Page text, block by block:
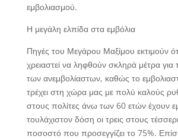
εμβολιασμού.
Η μεγάλη ελπίδα στα εμβόλια
Πηγές του Μεγάρου Μαξίμου εκτιμούν
χρειαστεί να ληφθούν σκληρά μέτρα για
των ανεμβολίαστων, καθώς το
τρέχει στη χώρα μας με πολύ καλούς
στους πολίτες άνω των 60 ετών έχουν
τουλάχιστον δόση οι τρεις στους
ποσοστό που προσεγγίζει το 75%.